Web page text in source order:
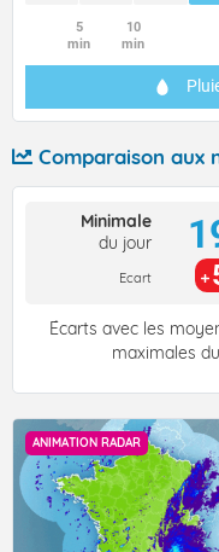
5
min
10
min
Comparaison aux
Minimale
du jour
Ecart
Écarts avec les
maximales
ANIMATION RADAR